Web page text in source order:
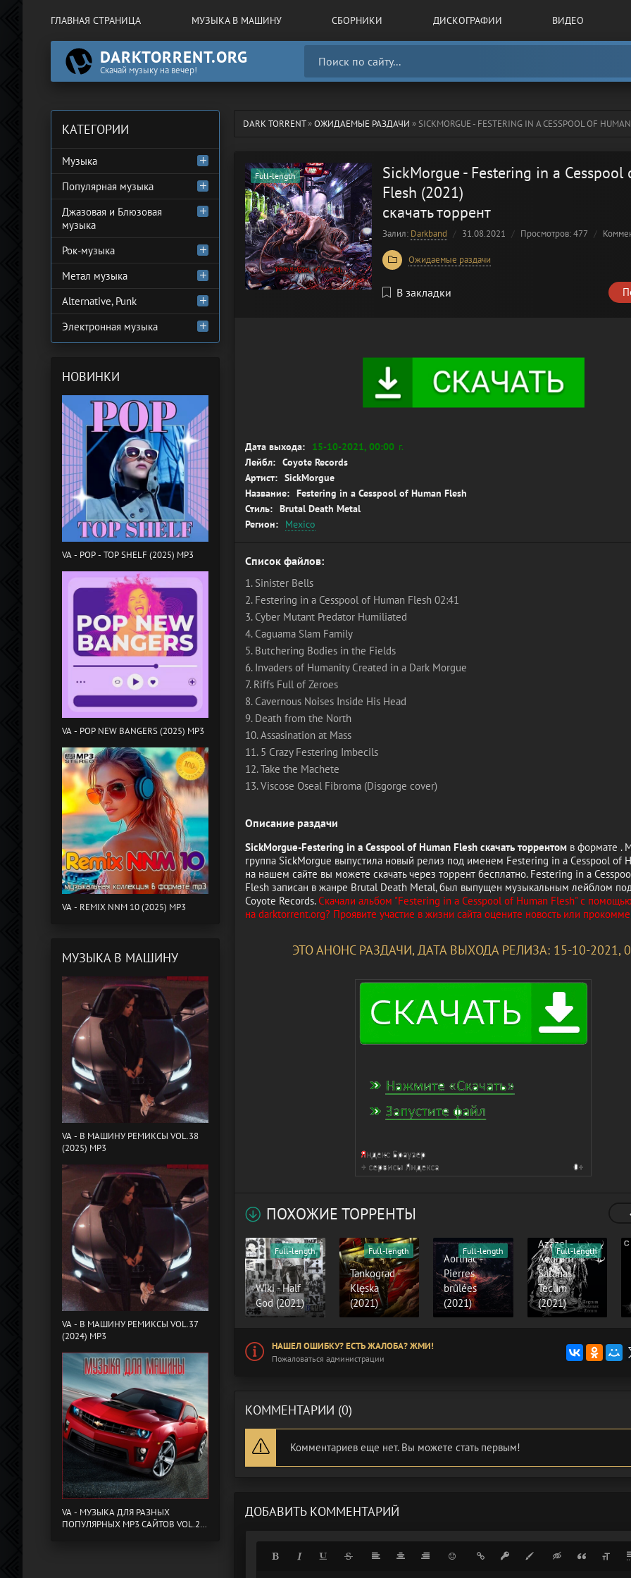
ГЛАВНАЯ СТРАНИЦА МУЗЫКА В МАШИНУ СБОРНИКИ ДИСКОГРАФИИ ВИДЕО
DARKTORRENT.ORG
Скачай музыку на вечер!
DARK TORRENT»ОЖИДАЕМЫЕ РАЗДАЧИ » SICKMORGUE - FESTERING IN A CESSPOOL OF
SickMorgue - Festering in a Cesspool
Flesh (2021)
скачать торрент
Full-length
Залил: Darkband 31.08.2021 Просмотров: 477
Ожидаемые раздачи
В закладки
Дата выхода: 15-10-2021, 00:00 г.
Лейбл: Coyote Records
Артист: SickMorgue
Название: Festering in a Cesspool of Human Flesh
Стиль: Brutal Death Metal
Регион:
Mexico
Список файлов:
1. Sinister Bells
2. Festering in a Cesspool of Human Flesh 02:41
3. Cyber Mutant Predator Humiliated
4. Caguama Slam Family
5. Butchering Bodies in the Fields
6. Invaders of Humanity Created in a Dark Morgue
7. Riffs Full of Zeroes
8. Cavernous Noises Inside His Head
9. Death from the North
10. Assasination at Mass
11. 5 Crazy Festering Imbecils
12. Take the Machete
13. Viscose Oseal Fibroma (Disgorge cover)
Описание раздачи
SickMorgue-Festering in a Cesspool of Human Flesh скачать торрентом в формате .
группа SickMorgue выпустила новый релиз под именем Festering in a Cesspool of
на нашем сайте вы можете скачать через торрент бесплатно. Festering in a
Flesh записан в жанре Brutal Death Metal, был выпущен музыкальным лейблом
Coyote Records.Скачали альбом "Festering in a Cesspool of Human Flesh" с
на darktorrent.org? Проявите участие в жизни сайта оцените новость или
ЭТО АНОНС РАЗДАЧИ, ДАТА ВЫХОДА РЕЛИЗА: 15-10-2021,
ПОХОЖИЕ ТОРРЕНТЫ
Wiki - Half
God (2021)
Full-length
Tankograd -
Klęska
(2021)
Full-length
Aorlhac -
Pierres
brûlées
(2021)
Full-length
Azazel -
Aegrum
Satanas
Tecum
(2021)
Full-length
НАШЕЛ ОШИБКУ? ЕСТЬ ЖАЛОБА? ЖМИ!
Пожаловаться администрации
КОММЕНТАРИИ (0)
Комментариев еще нет. Вы можете стать первым!
ДОБАВИТЬ КОММЕНТАРИЙ
КАТЕГОРИИ
Музыка
Популярная музыка
Джазовая и Блюзовая
музыка
Рок-музыка
Метал музыка
Alternative, Punk
Электронная музыка
НОВИНКИ
VA - POP - TOP SHELF (2025) MP3
VA - POP NEW BANGERS (2025) MP3
VA - REMIX NNM 10 (2025) MP3
МУЗЫКА В МАШИНУ
VA - B МАШИНУ РЕМИКСЫ VOL.38
(2025) MP3
VA - B МАШИНУ РЕМИКСЫ VOL.37
(2024) MP3
VA - МУЗЫКА ДЛЯ РАЗНЫХ
ПОПУЛЯРНЫХ MP3 САЙТОВ VOL.20